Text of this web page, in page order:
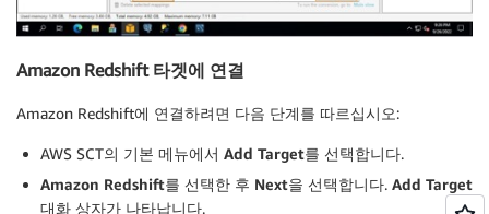
Amazon Redshift 타겟에 연결
Amazon Redshift에 연결하려면 다음 단계를 따르십시오:
AWS SCT의 기본 메뉴에서 Add Target를 선택합니다.
Amazon Redshift를 선택한 후 Next을 선택합니다. Add Target
대화 상자가 나타납니다.